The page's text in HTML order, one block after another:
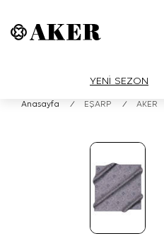
YENİ SEZON
Anasayfa / EŞARP / AKER